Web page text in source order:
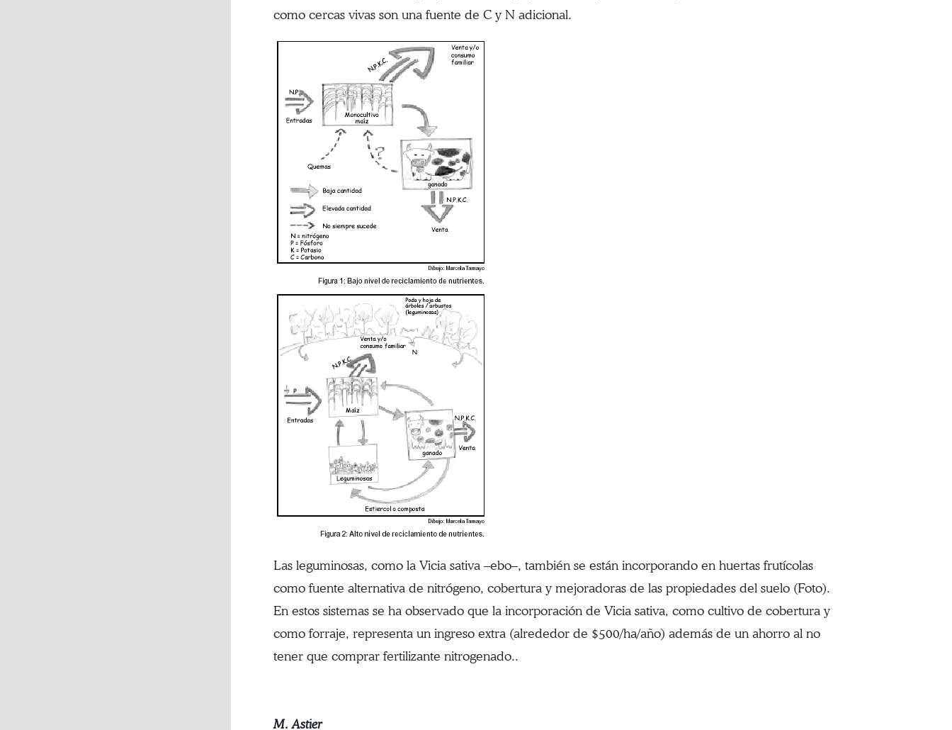
como cercas vivas son una fuente de C y N adicional.
Las leguminosas, como la Vicia sativa –ebo–, también se están incorporando en huertas frutícolas
como fuente alternativa de nitrógeno, cobertura y mejoradoras de las propiedades del suelo (Foto).
En estos sistemas se ha observado que la incorporación de Vicia sativa, como cultivo de cobertura y
como forraje, representa un ingreso extra (alrededor de $500/ha/año) además de un ahorro al no
tener que comprar fertilizante nitrogenado..
M. Astier